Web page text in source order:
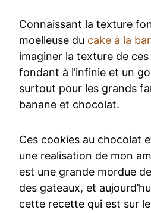
Connaissant la texture
moelleuse du cake à la
imaginer la texture de
fondant à l’infinie et un
surtout pour les grands
banane et chocolat.
Ces cookies au chocolat
une realisation de mon
est une grande mordue
des gateaux, et
cette recette qui est sur